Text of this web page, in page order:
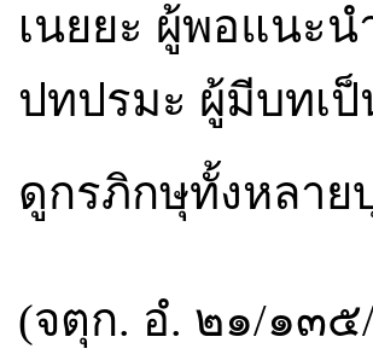
เนยยะ ผู้พอแนะน
ปทปรมะ ผู้มีบทเป็
ดูกรภิกษุทั้งหลาย
(จตุก. อํ. ๒๑/๑๓